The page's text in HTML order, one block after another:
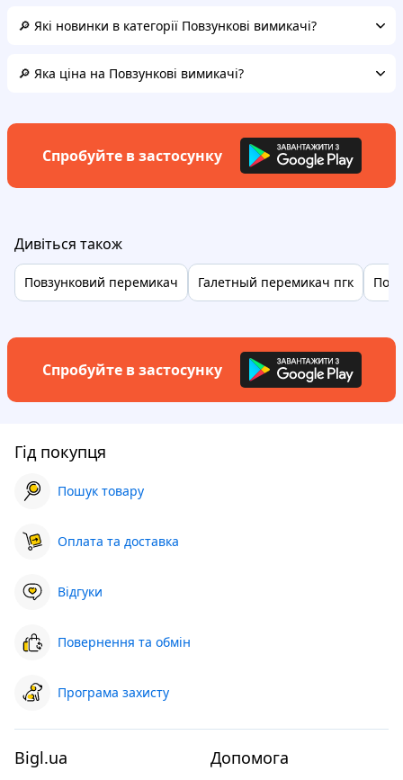
🔎 Які новинки в категорії Повзункові вимикачі?
🔎 Яка ціна на Повзункові вимикачі?
Спробуйте в застосунку
Дивіться також
Повзунковий перемикач Галетный перемикач пгк
Спробуйте в застосунку
Гід покупця
Пошук товару
Оплата та доставка
Відгуки
Повернення та обмін
Програма захисту
Bigl.ua Допомога